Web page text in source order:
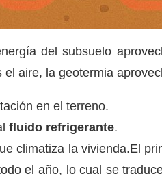
del subsuelo
aire, la geotermia
en el terreno.
fluido refrigerante.
climatiza la vivienda.El
el año, lo cual se